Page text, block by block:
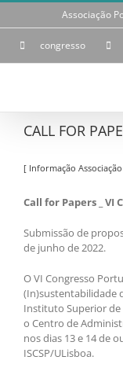
Skip
Associação
congresso
CALL FOR
[ Informação
Call for Papers _ VI
Submissão de
de junho de 2022.
O VI Congresso
(In)sustentabilidade
Instituto Superior de
o Centro de
nos dias 13 e 14 de
ISCSP/ULisboa.